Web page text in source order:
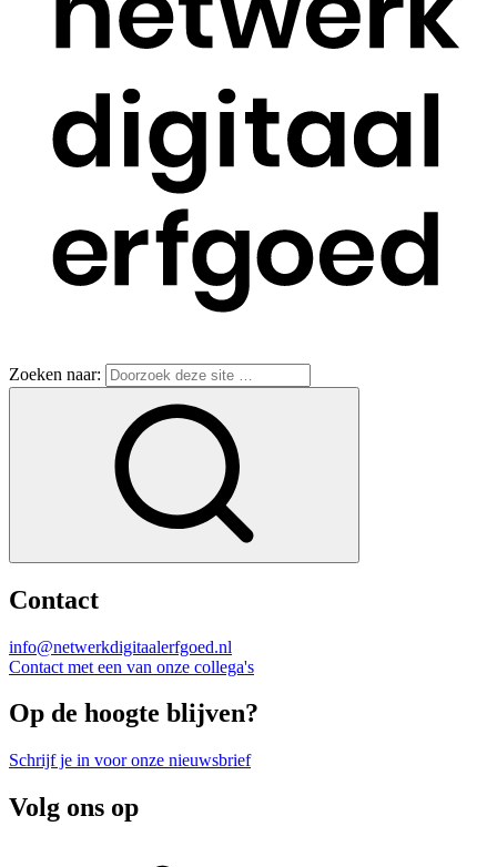
Zoeken naar:
Contact
info@netwerkdigitaalerfgoed.nl
Contact met een van onze collega's
Op de hoogte blijven?
Schrijf je in voor onze nieuwsbrief
Volg ons op